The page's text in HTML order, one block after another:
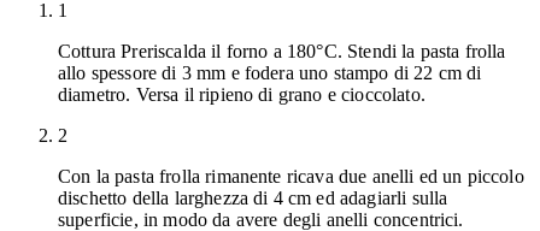
1
Cottura Preriscalda il forno a 180°C. Stendi la pasta frolla
allo spessore di 3 mm e fodera uno stampo di 22 cm di
diametro. Versa il ripieno di grano e cioccolato.
2
Con la pasta frolla rimanente ricava due anelli ed un piccolo
dischetto della larghezza di 4 cm ed adagiarli sulla
superficie, in modo da avere degli anelli concentrici.